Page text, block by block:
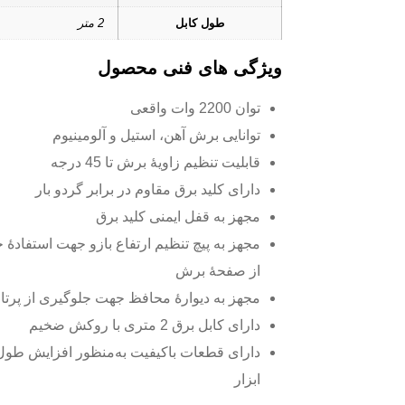
طول کابل 2 متر
ویژگی های فنی محصول
توان 2200 وات واقعی
توانایی برش آهن، استیل و آلومینیوم
قابلیت تنظیم زاویۀ برش تا 45 درجه
دارای کلید برق مقاوم در برابر گردو بار
مجهز به قفل ایمنی کلید برق
مجهز به پیچ تنظیم ارتفاع بازو جهت استفادۀ
از صفحۀ برش
مجهز به دیوارۀ محافظ جهت جلوگیری از
دارای کابل برق 2 متری با روکش ضخیم
دارای قطعات باکیفیت به‌منظور افزایش
ابزار